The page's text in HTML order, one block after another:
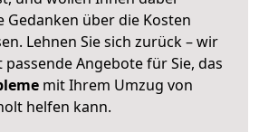
Gedanken über die Kosten
Lehnen Sie sich zurück – wir
Angebote für Sie, das
mit Ihrem Umzug von
helfen kann.